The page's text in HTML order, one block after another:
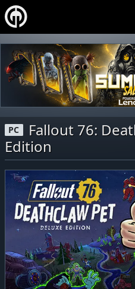
PC
Fallout 76:
Edition